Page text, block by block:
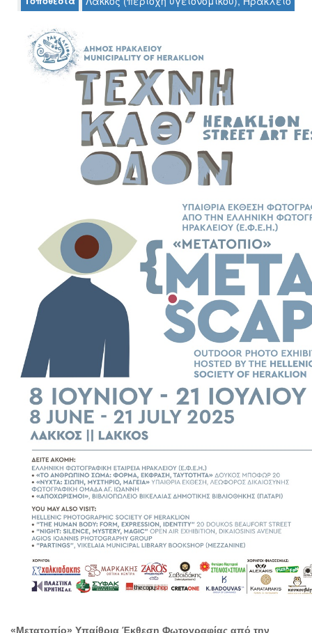
Ζωγραφική
Φωτογραφία
Τραγούδι
Μουσική
Κινηματογράφος
Θέατρο
Διημερίδες
Σεμινάρια-
Διαλέξεις-
Ομιλίες
για
Παιδιά
Άλλες
Εκδηλώσεις
ΤΟΠΟΣ
ΔΗΜΟΣ
ΠΟΛΙΤΙΣΜΟΣ
«Μετατοπίο» Υπαίθρια Έκθεση Φωτογραφίας από την